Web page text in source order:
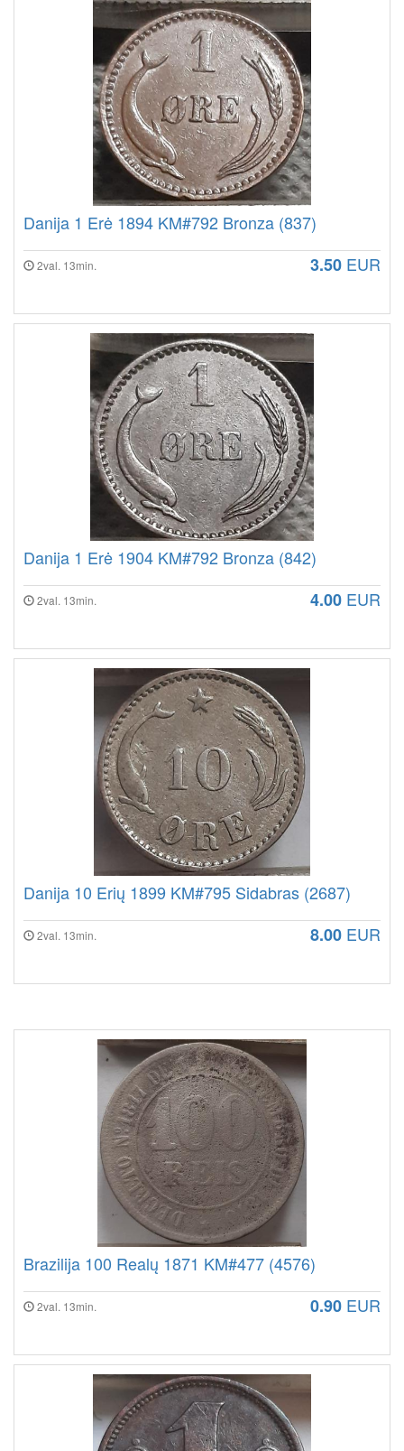
Danija 1 Erė 1894 KM#792 Bronza (837)
2val. 13min. 3.50 EUR
Danija 1 Erė 1904 KM#792 Bronza (842)
2val. 13min. 4.00 EUR
Danija 10 Erių 1899 KM#795 Sidabras (2687)
2val. 13min. 8.00 EUR
Brazilija 100 Realų 1871 KM#477 (4576)
2val. 13min. 0.90 EUR